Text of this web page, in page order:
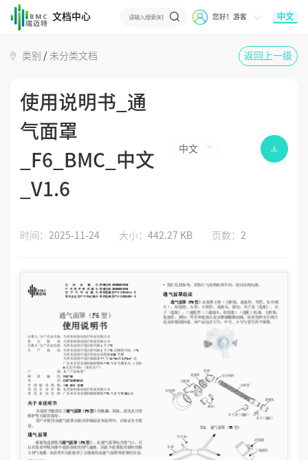
文档中心 您好！游客 中文
类别 / 未分类文档 返回上一级
使用说明书_通
气面罩
_F6_BMC_中文
_V1.6
中文
时间： 2025-11-24 大小： 442.27 KB 页数： 2